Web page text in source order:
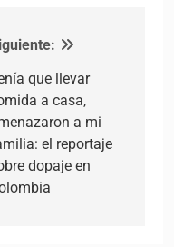
que llevar
a casa,
a mi
el reportaje
dopaje en